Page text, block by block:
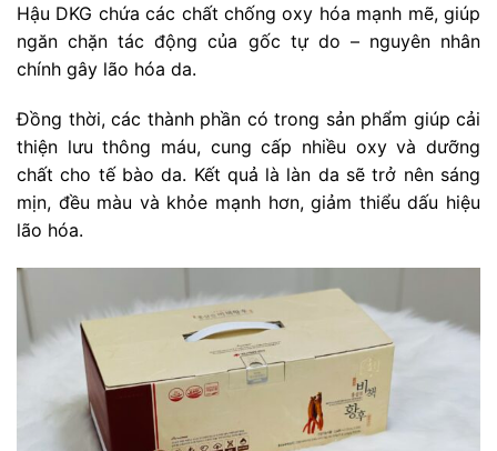
Hậu DKG chứa các chất chống oxy hóa mạnh mẽ, giúp
ngăn chặn tác động của gốc tự do – nguyên nhân
chính gây lão hóa da.
Đồng thời, các thành phần có trong sản phẩm giúp cải
thiện lưu thông máu, cung cấp nhiều oxy và dưỡng
chất cho tế bào da. Kết quả là làn da sẽ trở nên sáng
mịn, đều màu và khỏe mạnh hơn, giảm thiểu dấu hiệu
lão hóa.